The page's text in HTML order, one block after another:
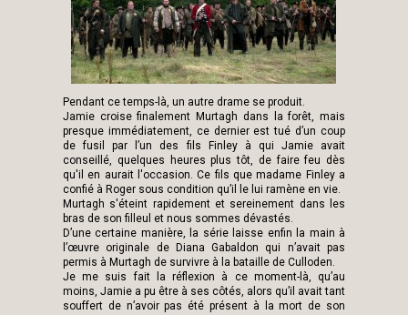
Pendant ce temps-là, un autre drame se produit.
Jamie croise finalement Murtagh dans la forêt, mais
presque immédiatement, ce dernier est tué d’un coup
de fusil par l’un des fils Finley à qui Jamie avait
conseillé, quelques heures plus tôt, de faire feu dès
qu'il en aurait l'occasion. Ce fils que madame Finley a
confié à Roger sous condition qu’il le lui ramène en vie.
Murtagh s'éteint rapidement et sereinement dans les
bras de son filleul et nous sommes dévastés.
D’une certaine manière, la série laisse enfin la main à
l’œuvre originale de Diana Gabaldon qui n’avait pas
permis à Murtagh de survivre à la bataille de Culloden.
Je me suis fait la réflexion à ce moment-là, qu’au
moins, Jamie a pu être à ses côtés, alors qu’il avait tant
souffert de n’avoir pas été présent à la mort de son